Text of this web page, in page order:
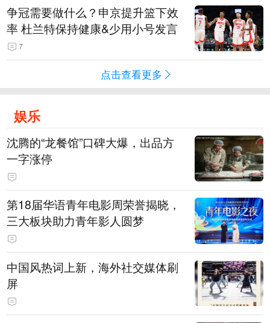
争冠需要做什么？申京提升篮下效
率 杜兰特保持健康&少用小号发言
7
点击查看更多
娱乐
沈腾的“龙餐馆”口碑大爆，出品方
一字涨停
第18届华语青年电影周荣誉揭晓，
三大板块助力青年影人圆梦
中国风热词上新，海外社交媒体刷
屏